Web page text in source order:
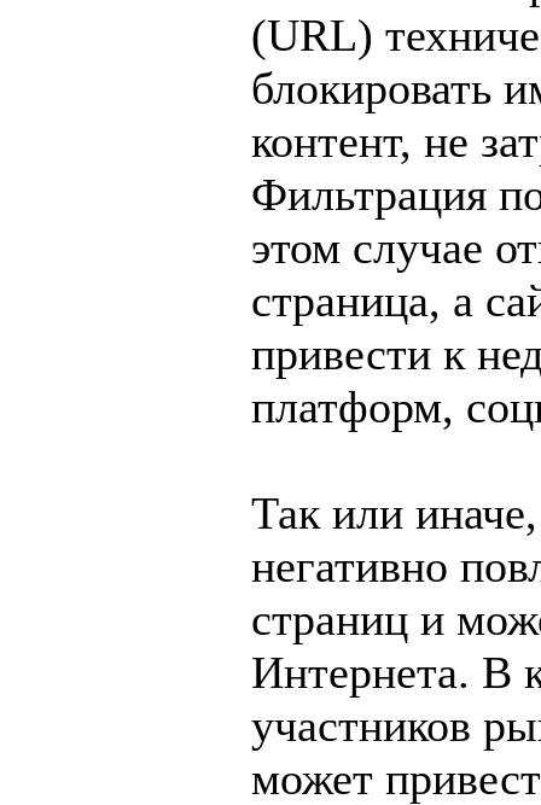
(URL)
блокировать
контент, не
Фильтрация
этом случае
страница, а
привести к
платформ,
Так или
негативно
страниц и
Интернета. В
участников
может